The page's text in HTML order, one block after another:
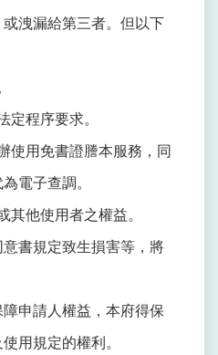
洩漏給第三者。但以下
定程序要求。
使用免書證謄本服務，同
電子查調。
其他使用者之權益。
書規定致生損害等，將
申請人權益，本府得保
用規定的權利。